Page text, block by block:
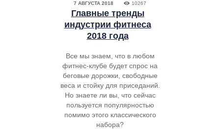
7 АВГУСТА 2018 10267
Главные тренды
индустрии фитнеса
2018 года
Все мы знаем, что в любом
фитнес-клубе будет спрос на
беговые дорожки, свободные
веса и стойку для приседаний.
Но знаете ли вы, что сейчас
пользуется популярностью
помимо этого классического
набора?